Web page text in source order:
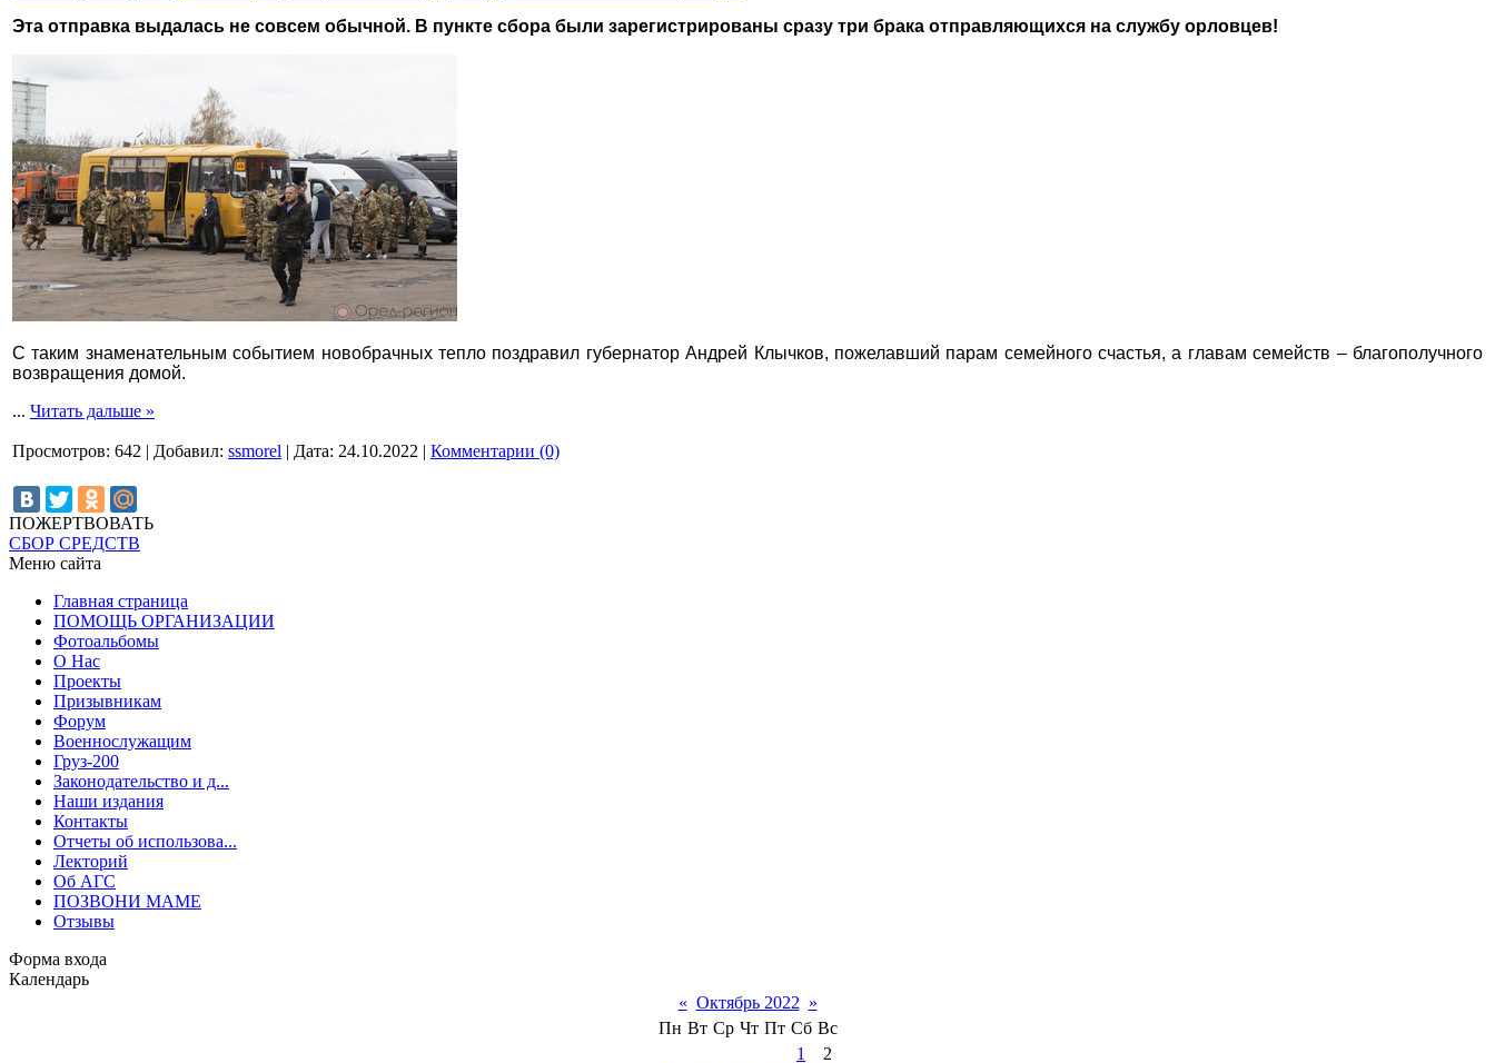
Эта отправка выдалась не совсем обычной. В пункте сбора были зарегистрированы сразу три брака отправляющихся на службу орловцев!
С таким знаменательным событием новобрачных тепло поздравил губернатор Андрей Клычков, пожелавший парам семейного счастья, а главам семейств – благополучного
возвращения домой.
... Читать дальше »
Просмотров: 642 | Добавил: ssmorel | Дата: 24.10.2022 | Комментарии (0)
ПОЖЕРТВОВАТЬ
СБОР СРЕДСТВ
Меню сайта
Главная страница
ПОМОЩЬ ОРГАНИЗАЦИИ
Фотоальбомы
О Нас
Проекты
Призывникам
Форум
Военнослужащим
Груз-200
Законодательство и д...
Наши издания
Контакты
Отчеты об использова...
Лекторий
Об АГС
ПОЗВОНИ МАМЕ
Отзывы
Форма входа
Календарь
« Октябрь 2022 »
Пн Вт Ср Чт Пт Сб Вс
1
2